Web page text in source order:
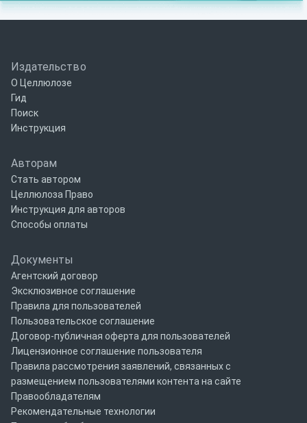
Издательство
О Целлюлозе
Гид
Поиск
Инструкция
Авторам
Стать автором
Целлюлоза Право
Инструкция для авторов
Способы оплаты
Документы
Агентский договор
Эксклюзивное соглашение
Правила для пользователей
Пользовательское соглашение
Договор-публичная оферта для пользователей
Лицензионное соглашение пользователя
Правила рассмотрения заявлений, связанных с
размещением пользователями контента на сайте
Правообладателям
Рекомендательные технологии